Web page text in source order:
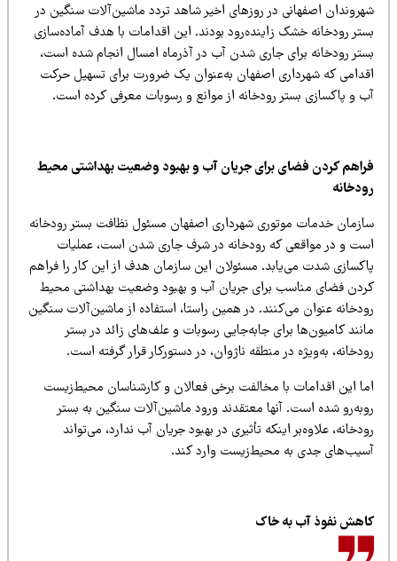
اصفهانی در روزهای اخیر شاهد تردد ماشین‌آلات سنگین در
رودخانه خشک زاینده‌رود بودند. این اقدامات با هدف آماده‌سازی
رودخانه برای جاری شدن آب در آذرماه امسال انجام شده است،
که شهرداری اصفهان به‌عنوان یک ضرورت برای تسهیل حرکت
و پاکسازی بستر رودخانه از موانع و رسوبات معرفی کرده است.
کردن فضای برای جریان آب و بهبود وضعیت بهداشتی محیط
خدمات موتوری شهرداری اصفهان مسئول نظافت بستر رودخانه
و در مواقعی که رودخانه در شرف جاری شدن است، عملیات
شدت می‌یابد. مسئولان این سازمان هدف از این کار را فراهم
فضای مناسب برای جریان آب و بهبود وضعیت بهداشتی محیط
عنوان می‌کنند. در همین راستا، استفاده از ماشین‌آلات سنگین
کامیون‌ها برای جابه‌جایی رسوبات و علف‌های زائد در بستر
به‌ویژه در منطقه ناژوان، در دستورکار قرار گرفته است.
این اقدامات با مخالفت برخی فعالان و کارشناسان محیط‌زیست
شده است. آنها معتقدند ورود ماشین‌آلات سنگین به بستر
علاوه‌بر اینکه تأثیری در بهبود جریان آب ندارد، می‌تواند
جدی به محیط‌زیست وارد کند.
نفوذ آب به خاک